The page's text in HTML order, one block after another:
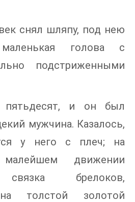
снял шляпу, под нею
маленькая голова с
подстриженными
и он был
мужчина. Казалось,
у него с плеч; на
движении
связка брелоков,
толстой золотой